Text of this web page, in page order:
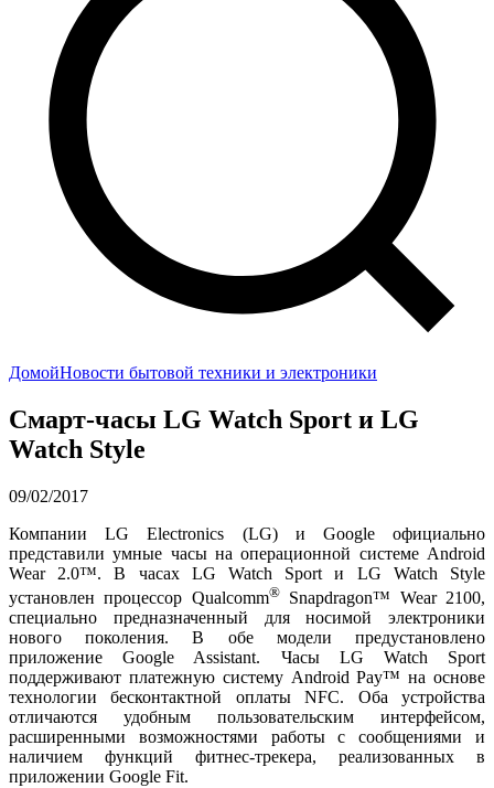
ДомойНовости бытовой техники и электроники
Смарт-часы LG Watch Sport и LG
Watch Style
09/02/2017
Компании LG Electronics (LG) и Google официально
представили умные часы на операционной системе Android
Wear 2.0™. В часах LG Watch Sport и LG Watch Style
установлен процессор Qualcomm®Snapdragon™ Wear 2100,
специально предназначенный для носимой электроники
нового поколения. В обе модели предустановлено
приложение Google Assistant. Часы LG Watch Sport
поддерживают платежную систему Android Pay™ на основе
технологии бесконтактной оплаты NFC. Оба устройства
отличаются удобным пользовательским интерфейсом,
расширенными возможностями работы с сообщениями и
наличием функций фитнес-трекера, реализованных в
приложении Google Fit.